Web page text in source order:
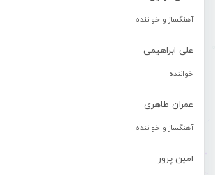
آهنگساز و خواننده
علی ابراهیمی
خواننده
عمران طاهری
آهنگساز و خواننده
امین پرور